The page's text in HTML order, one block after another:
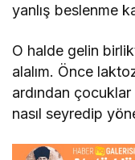
yanlış beslenme
O halde gelin
alalım. Önce
ardından
nasıl seyredip